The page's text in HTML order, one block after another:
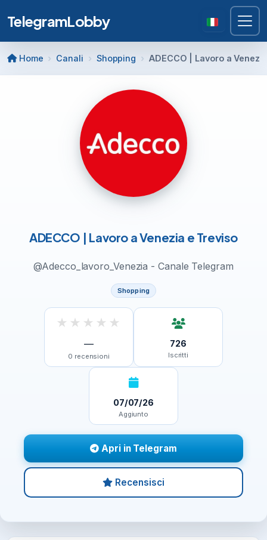
TelegramLobby
Home Canali Shopping ADECCO | Lavoro a
ADECCO | Lavoro a Venezia e Treviso
@Adecco_lavoro_Venezia - Canale Telegram
Shopping
★ ★ ★ ★ ★
—
0 recensioni
726
Iscritti
07/07/26
Aggiunto
Apri in Telegram
Recensisci